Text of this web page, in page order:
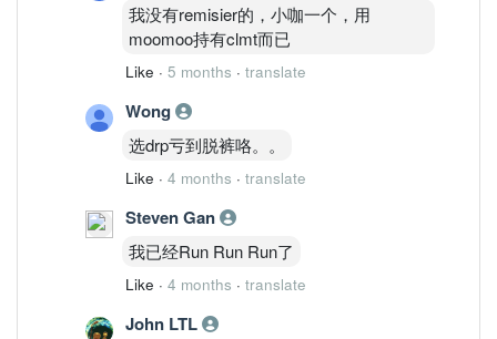
我没有remisier的，小咖一个，用
moomoo持有clmt而已
Like · 5 months · translate
Wong
选drp亏到脱裤咯。。
Like · 4 months · translate
Steven Gan
我已经Run Run Run了
Like · 4 months · translate
John LTL